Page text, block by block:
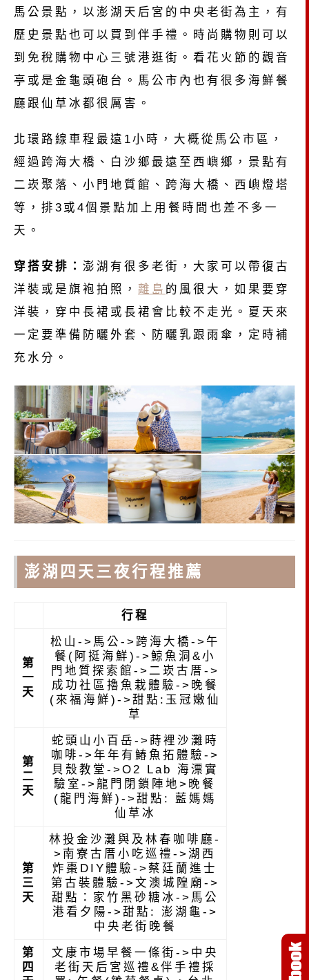
馬公景點，以澎湖天后宮的中央老街為主，有
歷史景點也可以買到伴手禮。時尚購物則可以
到免稅購物中心三號港逛街。看花火節的觀音
亭或是金龜頭砲台。馬公市內也有很多海鮮餐
廳跟仙草冰都很厲害。
北環路線車程最遠1小時，大概從馬公市區，
經過跨海大橋、白沙鄉最遠至西嶼鄉，景點有
二崁聚落、小門地質館、跨海大橋、西嶼燈塔
等，排3或4個景點加上用餐時間也差不多一
天。
穿搭安排： 澎湖有很多老街，大家可以帶復古
洋裝或是旗袍拍照， 離島 的風很大，如果要穿
洋裝，穿中長裙或長裙會比較不走光。夏天來
一定要準備防曬外套、防曬乳跟雨傘，定時補
充水分。
澎湖四天三夜行程推薦
行程
第
一
天
松山->馬公-> 跨海大橋->午
餐(阿挺海鮮)->鯨魚洞&小
門地質探索館->二崁古厝 ->
成功社區擼魚栽體驗 ->晚餐
(來福海鮮)->甜點:玉冠嫩仙
草
第
二
天
蛇頭山小百岳->蒔裡沙灘時
咖啡->年年有鰆魚拓體驗->
貝殼教堂->O2 Lab 海漂實
驗室->龍門閉鎖陣地>晚餐
(龍門海鮮)->甜點: 藍媽媽
仙草冰
第
三
天
林投金沙灘與及林春咖啡廳-
>南寮古厝小吃巡禮->湖西
炸棗DIY體驗->蔡廷蘭進士
第古裝體驗->文澳城隍廟->
甜點：家竹黑砂糖冰->馬公
港看夕陽->甜點: 澎湖龜->
中央老街晚餐
第
四
文康市場早餐一條街->中央
老街天后宮巡禮&伴手禮採